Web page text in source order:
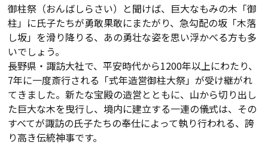
御柱祭（おんばしらさい）と聞けば、巨大なもみの木「御
柱」に氏子たちが勇敢果敢にまたがり、急勾配の坂「木落
し坂」を滑り降りる、あの勇壮な姿を思い浮かべる方も多
いでしょう。
長野県・諏訪大社で、平安時代から1200年以上にわたり、
7年に一度斎行される「式年造営御柱大祭」が受け継がれ
てきました。新たな宝殿の造営とともに、山から切り出し
た巨大な木を曳行し、境内に建立する一連の儀式は、その
すべてが諏訪の氏子たちの奉仕によって執り行われる、誇
り高き伝統神事です。